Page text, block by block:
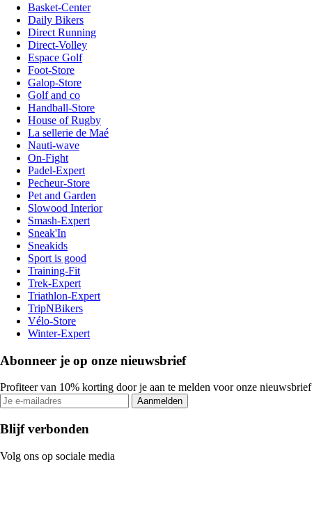
Basket-Center
Daily Bikers
Direct Running
Direct-Volley
Espace Golf
Foot-Store
Galop-Store
Golf and co
Handball-Store
House of Rugby
La sellerie de Maé
Nauti-wave
On-Fight
Padel-Expert
Pecheur-Store
Pet and Garden
Slowood Interior
Smash-Expert
Sneak'In
Sneakids
Sport is good
Training-Fit
Trek-Expert
Triathlon-Expert
TripNBikers
Vélo-Store
Winter-Expert
Abonneer je op onze nieuwsbrief
Profiteer van 10% korting door je aan te melden voor onze nieuwsbrief
Aanmelden
Blijf verbonden
Volg ons op sociale media